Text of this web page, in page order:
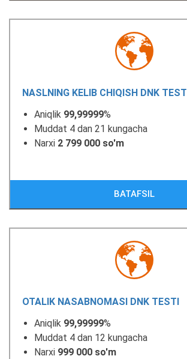
NASLNING KELIB CHIQISH DNK TESTI
Aniqlik 99,99999%
Muddat 4 dan 21 kungacha
Narxi 2 799 000 so'm
BATAFSIL
OTALIK NASABNOMASI DNK TESTI
Aniqlik 99,99999%
Muddat 4 dan 12 kungacha
Narxi 999 000 so'm